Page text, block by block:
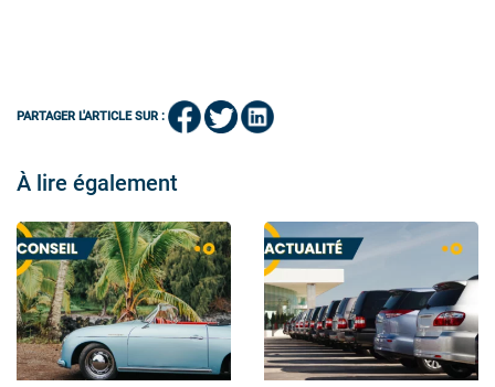
PARTAGER L'ARTICLE SUR :
À lire également